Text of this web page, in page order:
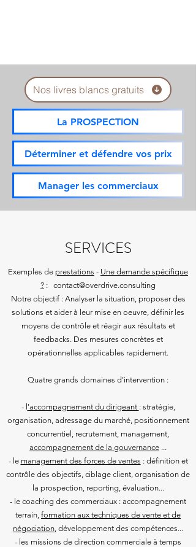
Nos livres blancs gratuits
La PROSPECTION
Déterminer et défendre vos prix
Manager les commerciaux
SERVICES
Exemples de prestations - Une demande spécifique
? : contact@overdrive.consulting
Notre objectif : Analyser la situation, proposer des
solutions et aider à leur mise en oeuvre, définir les
moyens de contrôle et réagir aux résultats et
feedbacks. Des mesures concrètes et
opérationnelles applicables rapidement.
Quatre grands domaines d'intervention :
- l 'accompagnement du dirigeant : stratégie,
organisation, adressage du marché, positionnement
concurrentiel, recrutement, management,
accompagnement de la gouvernance ...
- le management des forces de ventes : définition et
contrôle des objectifs, ciblage client, organisation de
la prospection, reporting, évaluation...
- le coaching des commerciaux : accompagnement
terrain, formation aux techniques de vente et de
négociation, développement des compétences...
- les missions de direction commerciale à temps